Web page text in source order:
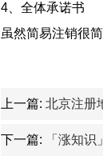
4、全体承诺书
虽然简易注销很
上一篇: 北京注册
下一篇: 「涨知